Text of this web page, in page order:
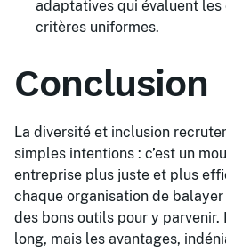
adaptatives qui évaluent
critères uniformes.
Conclusion
La diversité et inclusion
simples intentions : c’est un
entreprise plus juste et plus
chaque organisation de
des bons outils pour y
long, mais les avantages,